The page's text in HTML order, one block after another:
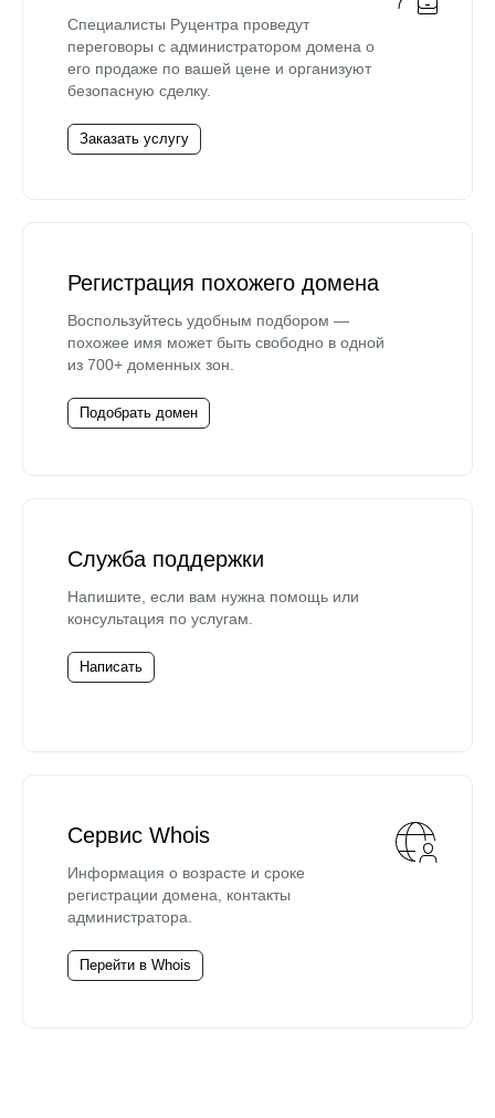
Специалисты Руцентра проведут
переговоры с администратором домена о
его продаже по вашей цене и организуют
безопасную сделку.
Заказать услугу
Регистрация похожего домена
Воспользуйтесь удобным подбором —
похожее имя может быть свободно в одной
из 700+ доменных зон.
Подобрать домен
Служба поддержки
Напишите, если вам нужна помощь или
консультация по услугам.
Написать
Сервис Whois
Информация о возрасте и сроке
регистрации домена, контакты
администратора.
Перейти в Whois